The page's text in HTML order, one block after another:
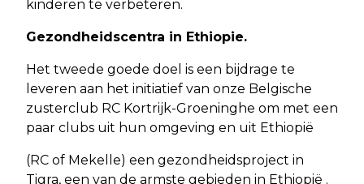
kinderen te verbeteren.
Gezondheidscentra in Ethiopie.
Het tweede goede doel is een bijdrage te
leveren aan het initiatief van onze Belgische
zusterclub RC Kortrijk-Groeninghe om met een
paar clubs uit hun omgeving en uit Ethiopië
(RC of Mekelle) een gezondheidsproject in
Tigra, een van de armste gebieden in Ethiopië .